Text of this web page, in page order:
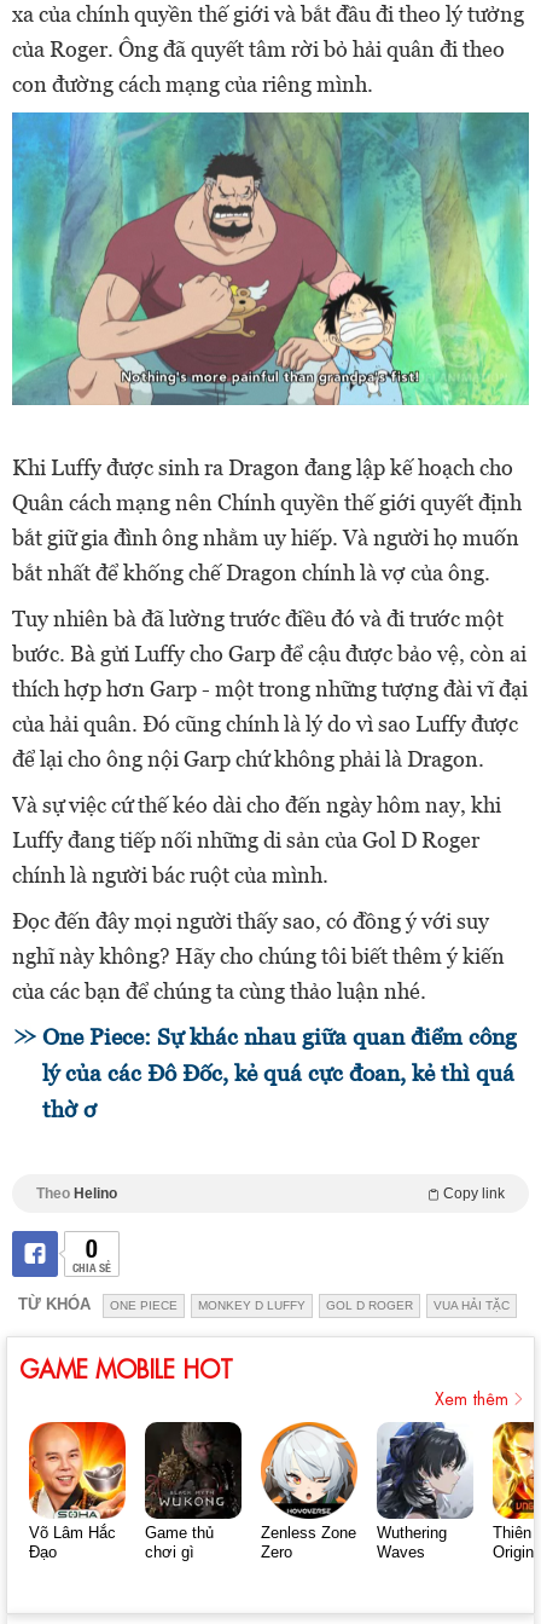
xa của chính quyền thế giới và bắt đầu đi theo lý tưởng
của Roger. Ông đã quyết tâm rời bỏ hải quân đi theo
con đường cách mạng của riêng mình.
Khi Luffy được sinh ra Dragon đang lập kế hoạch cho
Quân cách mạng nên Chính quyền thế giới quyết định
bắt giữ gia đình ông nhằm uy hiếp. Và người họ muốn
bắt nhất để khống chế Dragon chính là vợ của ông.
Tuy nhiên bà đã lường trước điều đó và đi trước một
bước. Bà gửi Luffy cho Garp để cậu được bảo vệ, còn ai
thích hợp hơn Garp - một trong những tượng đài vĩ đại
của hải quân. Đó cũng chính là lý do vì sao Luffy được
để lại cho ông nội Garp chứ không phải là Dragon.
Và sự việc cứ thế kéo dài cho đến ngày hôm nay, khi
Luffy đang tiếp nối những di sản của Gol D Roger
chính là người bác ruột của mình.
Đọc đến đây mọi người thấy sao, có đồng ý với suy
nghĩ này không? Hãy cho chúng tôi biết thêm ý kiến
của các bạn để chúng ta cùng thảo luận nhé.
One Piece: Sự khác nhau giữa quan điểm công
lý của các Đô Đốc, kẻ quá cực đoan, kẻ thì quá
thờ ơ
Theo Helino Copy link
0
CHIA SẺ
TỪ KHÓA ONE PIECE MONKEY D LUFFY GOL D ROGER VUA HẢI TẶC
GAME MOBILE HOT
Xem thêm
Võ Lâm Hắc
Đạo
Game thủ
chơi gì
Zenless Zone
Zero
Wuthering
Waves
Thiên
Origin